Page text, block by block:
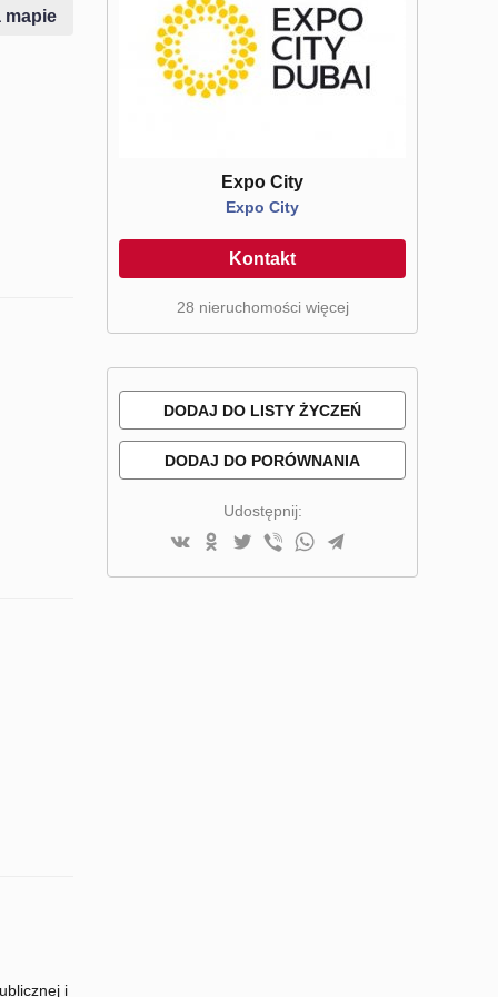
mapie
i
Expo City
Expo City
Kontakt
28 nieruchomości więcej
DODAJ DO LISTY ŻYCZEŃ
DODAJ DO PORÓWNANIA
Udostępnij: